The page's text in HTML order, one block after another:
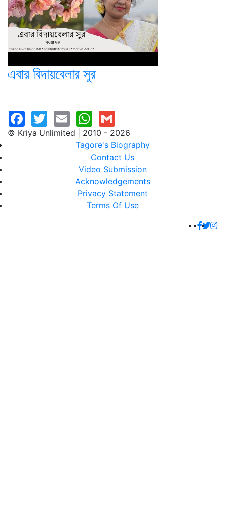
এবার বিদায়বেলার সুর
© Kriya Unlimited | 2010 - 2026
Tagore's Biography
Contact Us
Video Submission
Acknowledgements
Privacy Statement
Terms Of Use